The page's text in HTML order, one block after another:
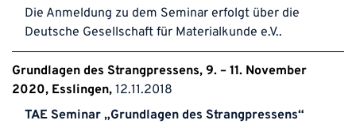
Die Anmeldung zu dem Seminar erfolgt über die
Deutsche Gesellschaft für Materialkunde e.V..
Grundlagen des Strangpressens, 9. – 11. November
2020, Esslingen 12.11.2018
TAE Seminar „Grundlagen des Strangpressens“